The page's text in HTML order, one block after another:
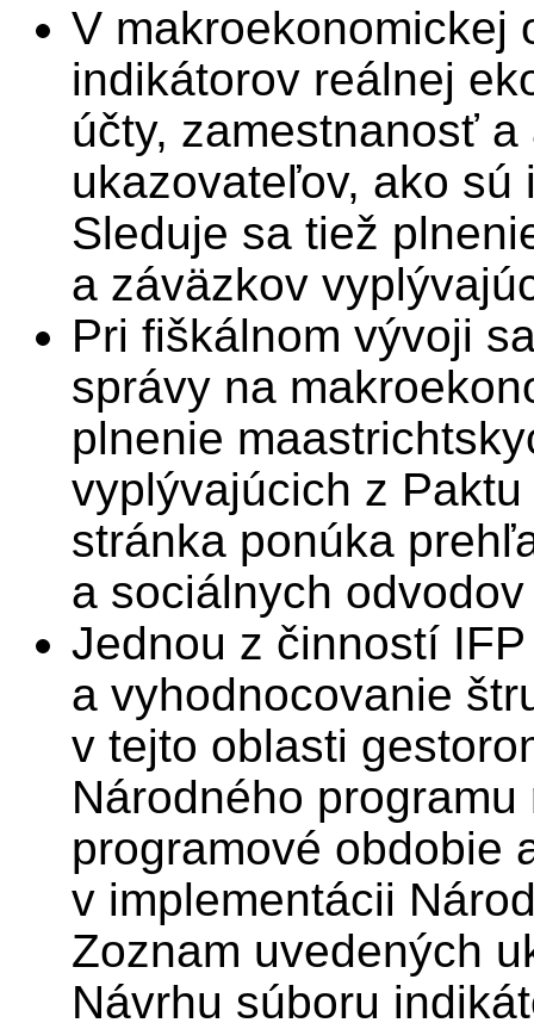
V makroekonomickej
indikátorov reálnej
účty, zamestnanosť
ukazovateľov, ako sú
Sleduje sa tiež
a záväzkov
Pri fiškálnom vývoji
správy na
plnenie
vyplývajúcich z
stránka ponúka
a sociálnych
Jednou z činností
a vyhodnocovanie
v tejto oblasti
Národného
programové obdobie
v implementácii
Zoznam uvedených
Návrhu súboru